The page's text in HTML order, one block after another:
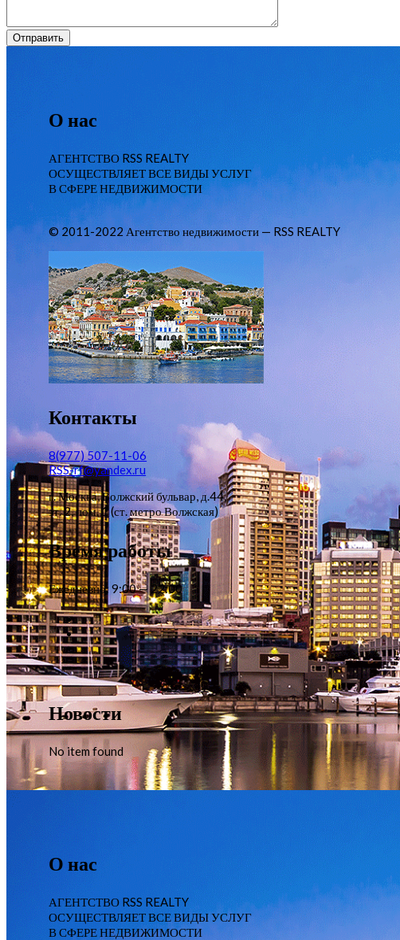
О нас
АГЕНТСТВО RSS REALTY
ОСУЩЕСТВЛЯЕТ ВСЕ ВИДЫ УСЛУГ
В СФЕРЕ НЕДВИЖИМОСТИ
© 2011-2022 Агентство недвижимости — RSS REALTY
Контакты
8(977) 507-11-06
RSS-rf@yandex.ru
г. Москва, Волжский бульвар, д.44,
эт. 2, пом. 1 (ст. метро Волжская)
Время работы
Ежедневно: 9:00 — 22:00
Новости
No item found
О нас
АГЕНТСТВО RSS REALTY
ОСУЩЕСТВЛЯЕТ ВСЕ ВИДЫ УСЛУГ
В СФЕРЕ НЕДВИЖИМОСТИ